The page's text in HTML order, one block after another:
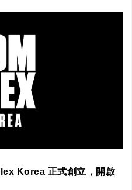
Korea 正式創立，開啟